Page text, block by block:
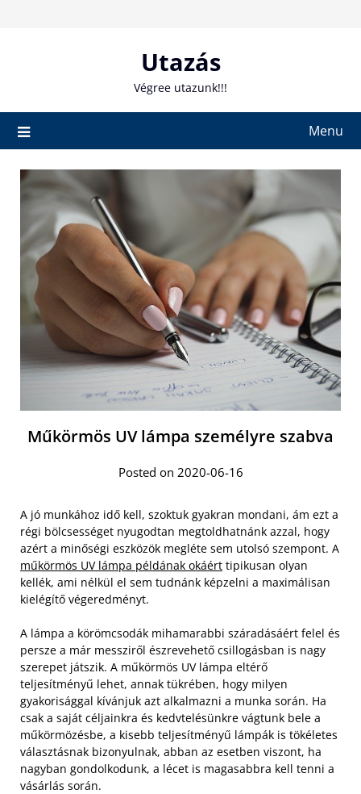
Utazás
Végree utazunk!!!
Menu
Műkörmös UV lámpa személyre szabva
Posted on 2020-06-16
A jó munkához idő kell, szoktuk gyakran mondani, ám ezt a
régi bölcsességet nyugodtan megtoldhatnánk azzal, hogy
azért a minőségi eszközök megléte sem utolsó szempont. A
műkörmös UV lámpa példának okáért tipikusan olyan
kellék, ami nélkül el sem tudnánk képzelni a maximálisan
kielégítő végeredményt.
A lámpa a körömcsodák mihamarabbi száradásáért felel és
persze a már messziről észrevehető csillogásban is nagy
szerepet játszik. A műkörmös UV lámpa eltérő
teljesítményű lehet, annak tükrében, hogy milyen
gyakorisággal kívánjuk azt alkalmazni a munka során. Ha
csak a saját céljainkra és kedvtelésünkre vágtunk bele a
műkörmözésbe, a kisebb teljesítményű lámpák is tökéletes
választásnak bizonyulnak, abban az esetben viszont, ha
nagyban gondolkodunk, a lécet is magasabbra kell tenni a
vásárlás során.